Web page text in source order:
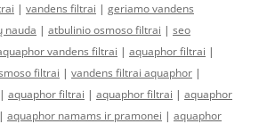
| vandens filtrai | geriamo vandens
nauda | atbulinio osmoso filtrai | seo
vandens filtrai | aquaphor filtrai |
filtrai | vandens filtrai aquaphor |
| aquaphor filtrai | aquaphor filtrai | aquaphor
| aquaphor namams ir pramonei | aquaphor